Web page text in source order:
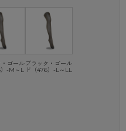
るよう調整しておりますが、
。
・ゴール
）-M～L
ブラック・ゴール
ド（476）-L～LL